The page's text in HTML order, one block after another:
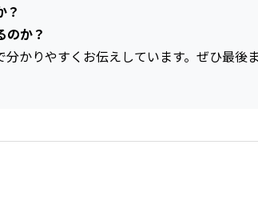
？
のか？
かりやすくお伝えしています。ぜひ最後